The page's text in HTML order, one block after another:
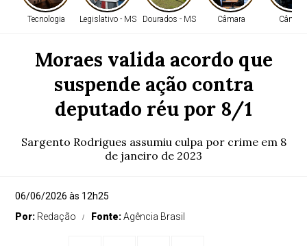
Tecnologia Legislativo - MS Dourados - MS Câmara Câmara
Moraes valida acordo que
suspende ação contra
deputado réu por 8/1
Sargento Rodrigues assumiu culpa por crime em 8
de janeiro de 2023
06/06/2026 às 12h25
Por: Redação Fonte:Agência Brasil